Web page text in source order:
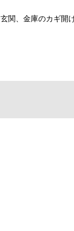
玄関、金庫のカギ開